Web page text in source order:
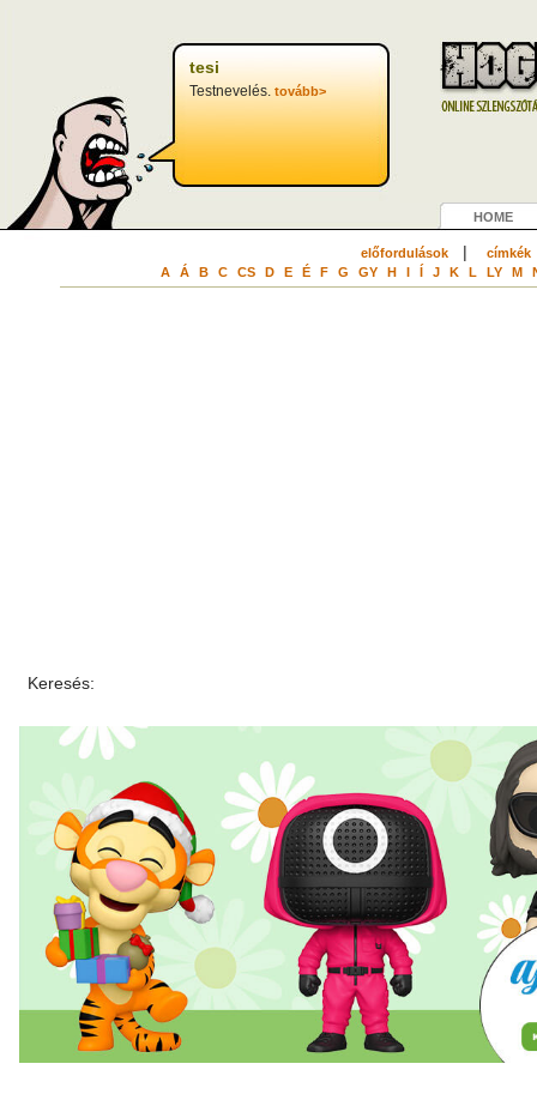
tesi
Testnevelés. tovább>
HOME
előfordulások| címkék
A Á B C CS D E É F G GY H I Í J K L LY M
Keresés: